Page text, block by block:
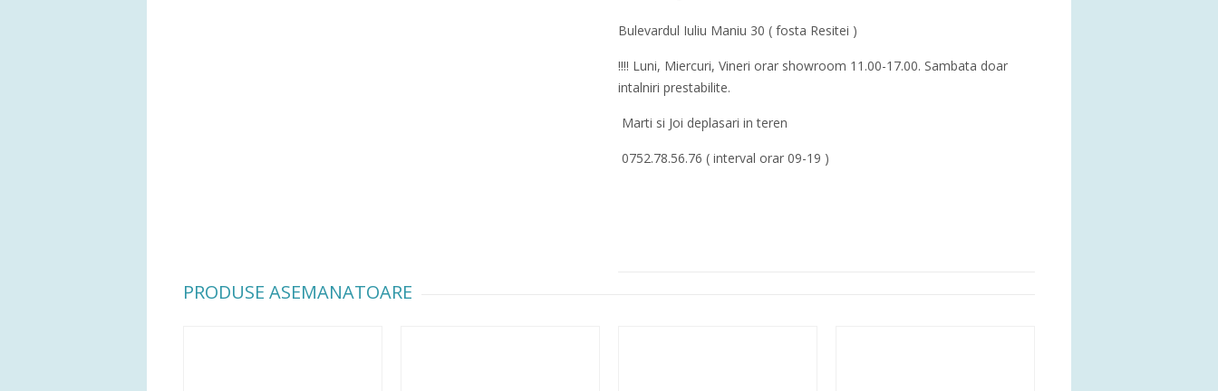
Bulevardul Iuliu Maniu 30 ( fosta Resitei )
!!!! Luni, Miercuri, Vineri orar showroom 11.00-17.00. Sambata doar
intalniri prestabilite.
Marti si Joi deplasari in teren
0752.78.56.76 ( interval orar 09-19 )
PRODUSE ASEMANATOARE